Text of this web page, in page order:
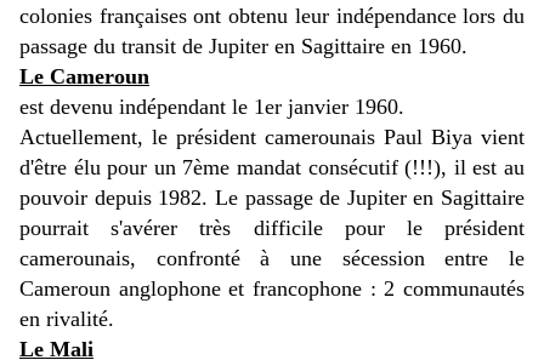
colonies françaises ont obtenu leur indépendance lors du
passage du transit de Jupiter en Sagittaire en 1960.
Le Cameroun
est devenu indépendant le 1er janvier 1960.
Actuellement, le président camerounais Paul Biya vient
d'être élu pour un 7ème mandat consécutif (!!!), il est au
pouvoir depuis 1982. Le passage de Jupiter en Sagittaire
pourrait s'avérer très difficile pour le président
camerounais, confronté à une sécession entre le
Cameroun anglophone et francophone : 2 communautés
en rivalité.
Le Mali